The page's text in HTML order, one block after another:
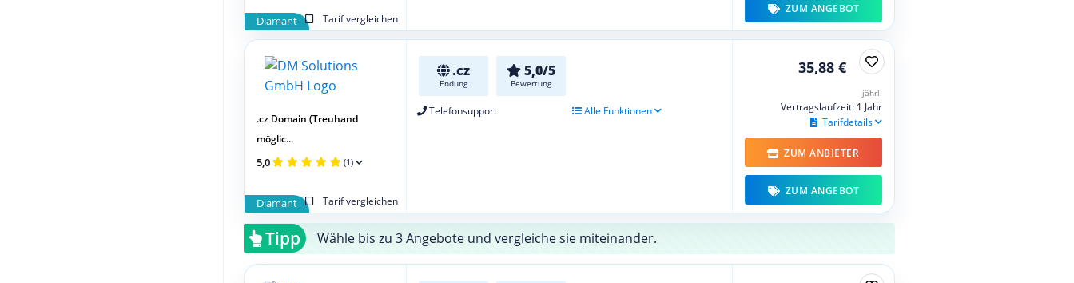
Diamant Tarif vergleichen
ZUM ANGEBOT
.cz
Endung
5,0/5
Bewertung
Telefonsupport Alle Funktionen
Diamant Tarif vergleichen
.cz Domain (Treuhand
möglic...
5,0 (1)
35,88 €
jährl.
Vertragslaufzeit: 1 Jahr
Tarifdetails
ZUM ANBIETER
ZUM ANGEBOT
Tipp Wähle bis zu 3 Angebote und vergleiche sie miteinander.